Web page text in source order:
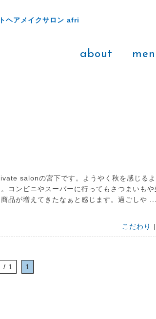
ヘアメイクサロン afri
about
salonの宮下です。ようやく秋を感じるよ
コンビニやスーパーに行ってもさつまいもや
品が増えてきたなぁと感じます。過ごしや ...
こだわり
/ 1 1